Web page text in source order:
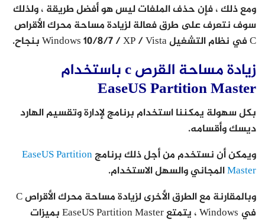
ومع ذلك ، فإن حذف الملفات ليس هو أفضل طريقة ، ولذلك
سوف نتعرف على طرق فعالة لزيادة مساحة محرك الأقراص
C في نظام التشغيل Windows 10/8/7 / XP / Vista بنجاح.
زيادة مساحة القرص c باستخدام
EaseUS Partition Master
بكل سهولة يمكننا استخدام برنامج لإدارة وتقسيم الهارد
ديسك وأقسامه.
ويمكن أن نستخدم من أجل ذلك برنامجEaseUS Partition
Masterالمجاني والسهل الاستخدام.
وبالمقارنة مع الطرق الأخرى لزيادة مساحة محرك الأقراص C
في Windows ، يتمتع EaseUS Partition Master بميزات